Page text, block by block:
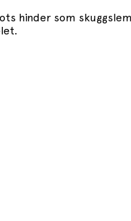
hinder som